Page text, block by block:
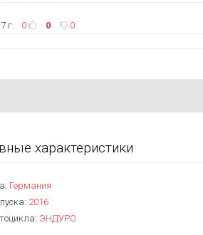
г. 0 0 0
характеристики
Германия
2016
ЭНДУРО